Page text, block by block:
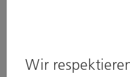
Wir